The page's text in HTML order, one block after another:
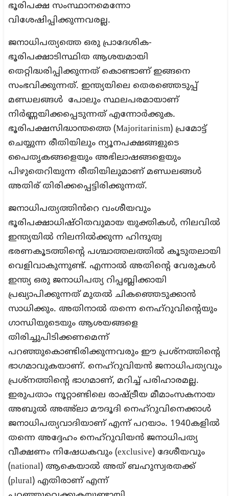
ഭൂരിപക്ഷ സംസ്ഥാനമെന്നോ
വിശേഷിപ്പിക്കുന്നവരല്ല.
ജനാധിപത്യത്തെ ഒരു പ്രാദേശിക-
ഭൂരിപക്ഷാടിസ്ഥിത ആശയമായി
തെറ്റിദ്ധരിപ്പിക്കുന്നത് കൊണ്ടാണ് ഇങ്ങനെ
സംഭവിക്കുന്നത്. ഇന്ത്യയിലെ തെരഞ്ഞെടുപ്പ്
മണ്ഡലങ്ങൾ പോലും സ്ഥലപരമായാണ്
നിർണ്ണയിക്കപ്പെടുന്നത് എന്നോർക്കുക.
ഭൂരിപക്ഷസിദ്ധാന്തത്തെ (Majoritarinism) പ്രമോട്ട്
ചെയ്യുന്ന രീതിയിലും ന്യൂനപക്ഷങ്ങളുടെ
പൈതൃകങ്ങളെയും അഭിലാഷങ്ങളെയും
പിഴുതെറിയുന്ന രീതിയിലുമാണ് മണ്ഡലങ്ങൾ
അതിര് തിരിക്കപ്പെട്ടിരിക്കുന്നത്.
ജനാധിപത്യത്തിൻറെ വംശീയവും
ഭൂരിപക്ഷാധിഷ്ഠിതവുമായ യുക്തികൾ, നിലവിൽ
ഇന്ത്യയിൽ നിലനിൽക്കുന്ന ഹിന്ദുത്വ
ഭരണകൂടത്തിന്റെ പശ്ചാത്തലത്തിൽ കൂടുതലായി
വെളിവാകുന്നുണ്ട്. എന്നാൽ അതിന്റെ വേരുകൾ
ഇന്ത്യ ഒരു ജനാധിപത്യ റിപ്പബ്ലിക്കായി
പ്രഖ്യാപിക്കുന്നത് മുതൽ ചികഞ്ഞെടുക്കാൻ
സാധിക്കും. അതിനാൽ തന്നെ നെഹ്റുവിന്റെയും
ഗാന്ധിയുടെയും ആശയങ്ങളെ
തിരിച്ചുപിടിക്കണമെന്ന്
പറഞ്ഞുകൊണ്ടിരിക്കുന്നവരും ഈ പ്രശ്നത്തിന്റെ
ഭാഗമാവുകയാണ്. നെഹ്റുവിയൻ ജനാധിപത്യവും
പ്രശ്നത്തിന്റെ ഭാഗമാണ്, മറിച്ച് പരിഹാരമല്ല.
ഇരുപതാം നൂറ്റാണ്ടിലെ രാഷ്ട്രീയ മീമാംസകനായ
അബുൽ അഅ്ലാ മൗദൂദി നെഹ്റുവിനെക്കാൾ
ജനാധിപത്യവാദിയാണ് എന്ന് പറയാം. 1940കളിൽ
തന്നെ അദ്ദേഹം നെഹ്റുവിയൻ ജനാധിപത്യ
വീക്ഷണം നിഷേധകവും (exclusive) ദേശീയവും
(national) ആകെയാൽ അത് ബഹുസ്വരതക്ക്
(plural) എതിരാണ് എന്ന്